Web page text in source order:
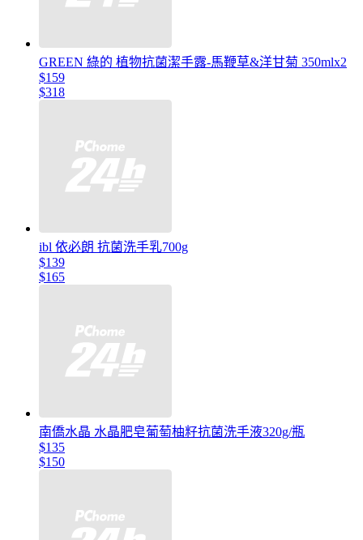
GREEN 綠的 植物抗菌潔手露-馬鞭草&洋甘菊 350mlx2
$159
$318
ibl 依必朗 抗菌洗手乳700g
$139
$165
南僑水晶 水晶肥皂葡萄柚籽抗菌洗手液320g/瓶
$135
$150